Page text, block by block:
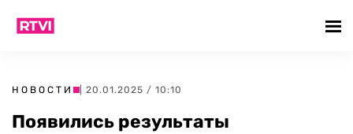
НОВОСТИ | 20.01.2025 / 10:10
Появились результаты